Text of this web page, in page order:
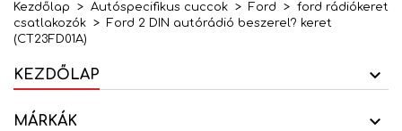
Kezdőlap Autóspecifikus cuccok Ford
ford rádiókeret
csatlakozók
Ford 2 DIN autórádió beszerel? keret
(CT23FD01A)
KEZDŐLAP
MÁRKÁK
Mégsem Bejelentkezés